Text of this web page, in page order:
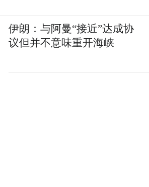
伊朗：与阿曼“接近”达成协
议但并不意味重开海峡